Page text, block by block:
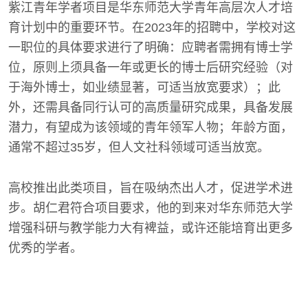
紫江青年学者项目是华东师范大学青年高层次人才培
育计划中的重要环节。在2023年的招聘中，学校对这
一职位的具体要求进行了明确：应聘者需拥有博士学
位，原则上须具备一年或更长的博士后研究经验（对
于海外博士，如业绩显著，可适当放宽要求）；此
外，还需具备同行认可的高质量研究成果，具备发展
潜力，有望成为该领域的青年领军人物；年龄方面，
通常不超过35岁，但人文社科领域可适当放宽。
高校推出此类项目，旨在吸纳杰出人才，促进学术进
步。胡仁君符合项目要求，他的到来对华东师范大学
增强科研与教学能力大有裨益，或许还能培育出更多
优秀的学者。